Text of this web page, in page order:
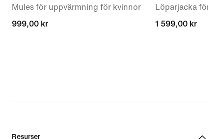
Mules för uppvärmning för kvinnor
999,00 kr
999,00 kr
Löparjacka för
1 599,00 kr
1 599,00 kr
Resurser